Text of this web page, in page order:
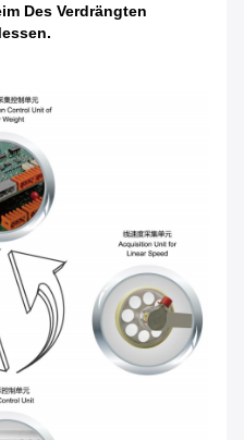
Des Verdrängten